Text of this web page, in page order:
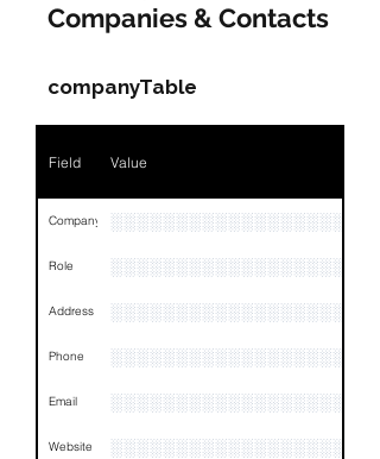
Name
Position
Phone NA
Email
Links NA
Companies & Contacts
companyTable
Field Value
Company
Role
Address
Phone
Email
Website ░░░░░░░░░░░░░░░░░░░░░